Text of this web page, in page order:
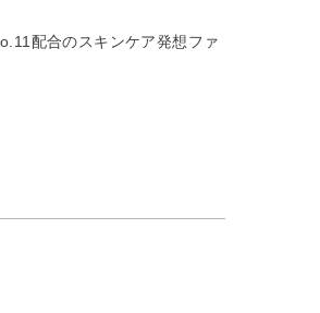
配合のスキンケア発想ファ